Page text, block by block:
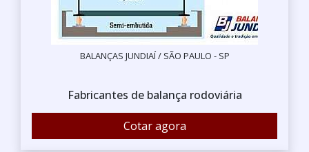
BALANÇAS JUNDIAÍ / SÃO PAULO - SP
Fabricantes de balança rodoviária
Cotar agora